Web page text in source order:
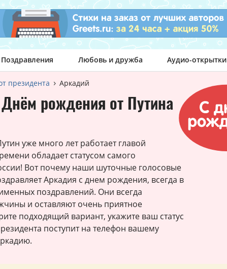
Поздравления Любовь и дружба Аудио-открытки
президента Аркадий
рождения от Путина
уже много лет работает главой
обладает статусом самого
Вот почему наши шуточные голосовые
Аркадия с днем рождения, всегда в
поздравлений. Они всегда
и оставляют очень приятное
подходящий вариант, укажите ваш статус
поступит на телефон вашему